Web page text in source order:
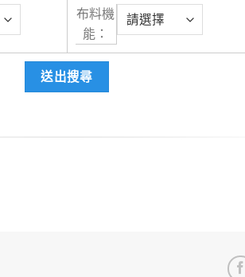
布料機
能：